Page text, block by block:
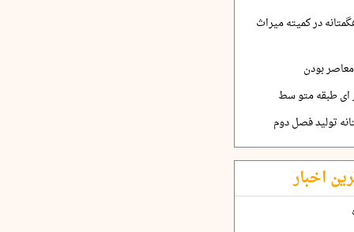
در کمیته میراث
بودن
ای طبقه متو سط
تولید فصل دوم
اخبار